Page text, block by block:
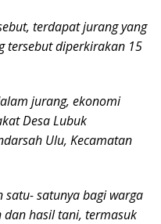
terdapat jurang yang
tersebut diperkirakan 15
jurang, ekonomi
Desa Lubuk
Ulu, Kecamatan
satu- satunya bagi warga
hasil tani, termasuk